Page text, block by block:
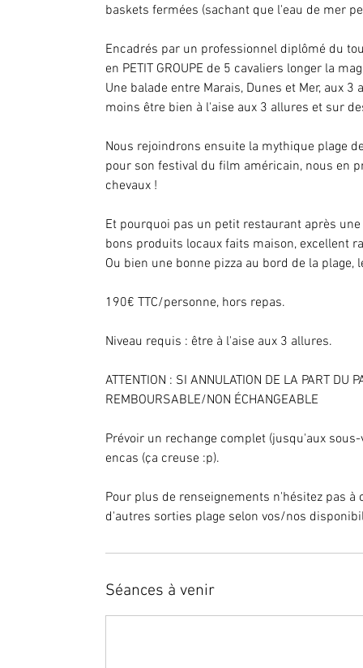
baskets fermées (sachant que l'eau de mer
Encadrés par un professionnel diplômé du
en PETIT GROUPE de 5 cavaliers longer la
Une balade entre Marais, Dunes et Mer, aux
moins être bien à l'aise aux 3 allures et sur
Nous rejoindrons ensuite la mythique plage
pour son festival du film américain, nous en
chevaux !
Et pourquoi pas un petit restaurant après
bons produits locaux faits maison, excellent
Ou bien une bonne pizza au bord de la
190€ TTC/personne, hors repas.
Niveau requis : être à l'aise aux 3 allures.
ATTENTION : SI ANNULATION DE LA PART DU
REMBOURSABLE/NON ÉCHANGEABLE
Prévoir un rechange complet (jusqu'aux
encas (ça creuse :p).
Pour plus de renseignements n'hésitez pas
d'autres sorties plage selon vos/nos
Séances à venir